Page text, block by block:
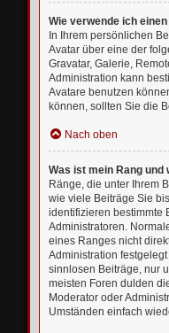
Wie verwende ich
In Ihrem persönlichen
Avatar über eine der
Gravatar, Galerie,
Administration kann
Avatare benutzen
können, sollten Sie die
Nach oben
Was ist mein Rang und
Ränge, die unter Ihrem
wie viele Beiträge Sie
identifizieren bestimmte
Administratoren.
eines Ranges nicht
Administration
sinnlosen Beiträge, nur
meisten Foren dulden
Moderator oder
Umständen einfach